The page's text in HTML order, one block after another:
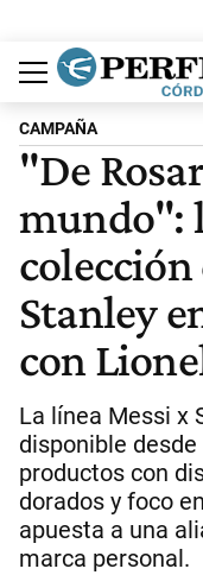
Política
Economía
Judiciales
Sociedad
Cultura
Espectáculos
Deportes
Protagonistas
CAMPAÑA
"De
mundo":
Stanley
con
La línea Messi x
disponible
productos con
dorados y foco
apuesta a una
marca personal.